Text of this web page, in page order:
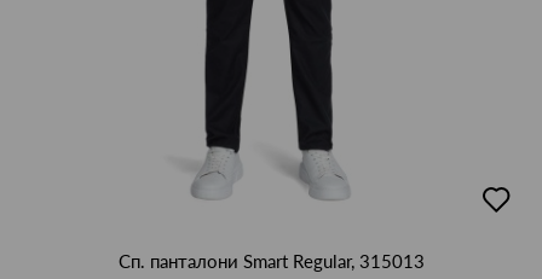
в
Сп. панталони Smart Regular, 315013